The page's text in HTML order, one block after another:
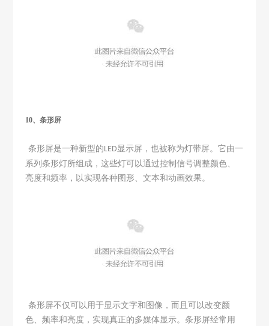
10、条形屏
条形屏是一种新型的LED 显示屏，也被称为灯带屏。它由一
系列条形灯所组成，这些灯可以通过控制信号调整颜色、
亮度和频率，以实现各种图形、文本和动画效果。
条形屏不仅可以用于显示文字和图像，而且可以改变颜
色、频率和亮度，实现真正的多媒体显示。条形屏经常用